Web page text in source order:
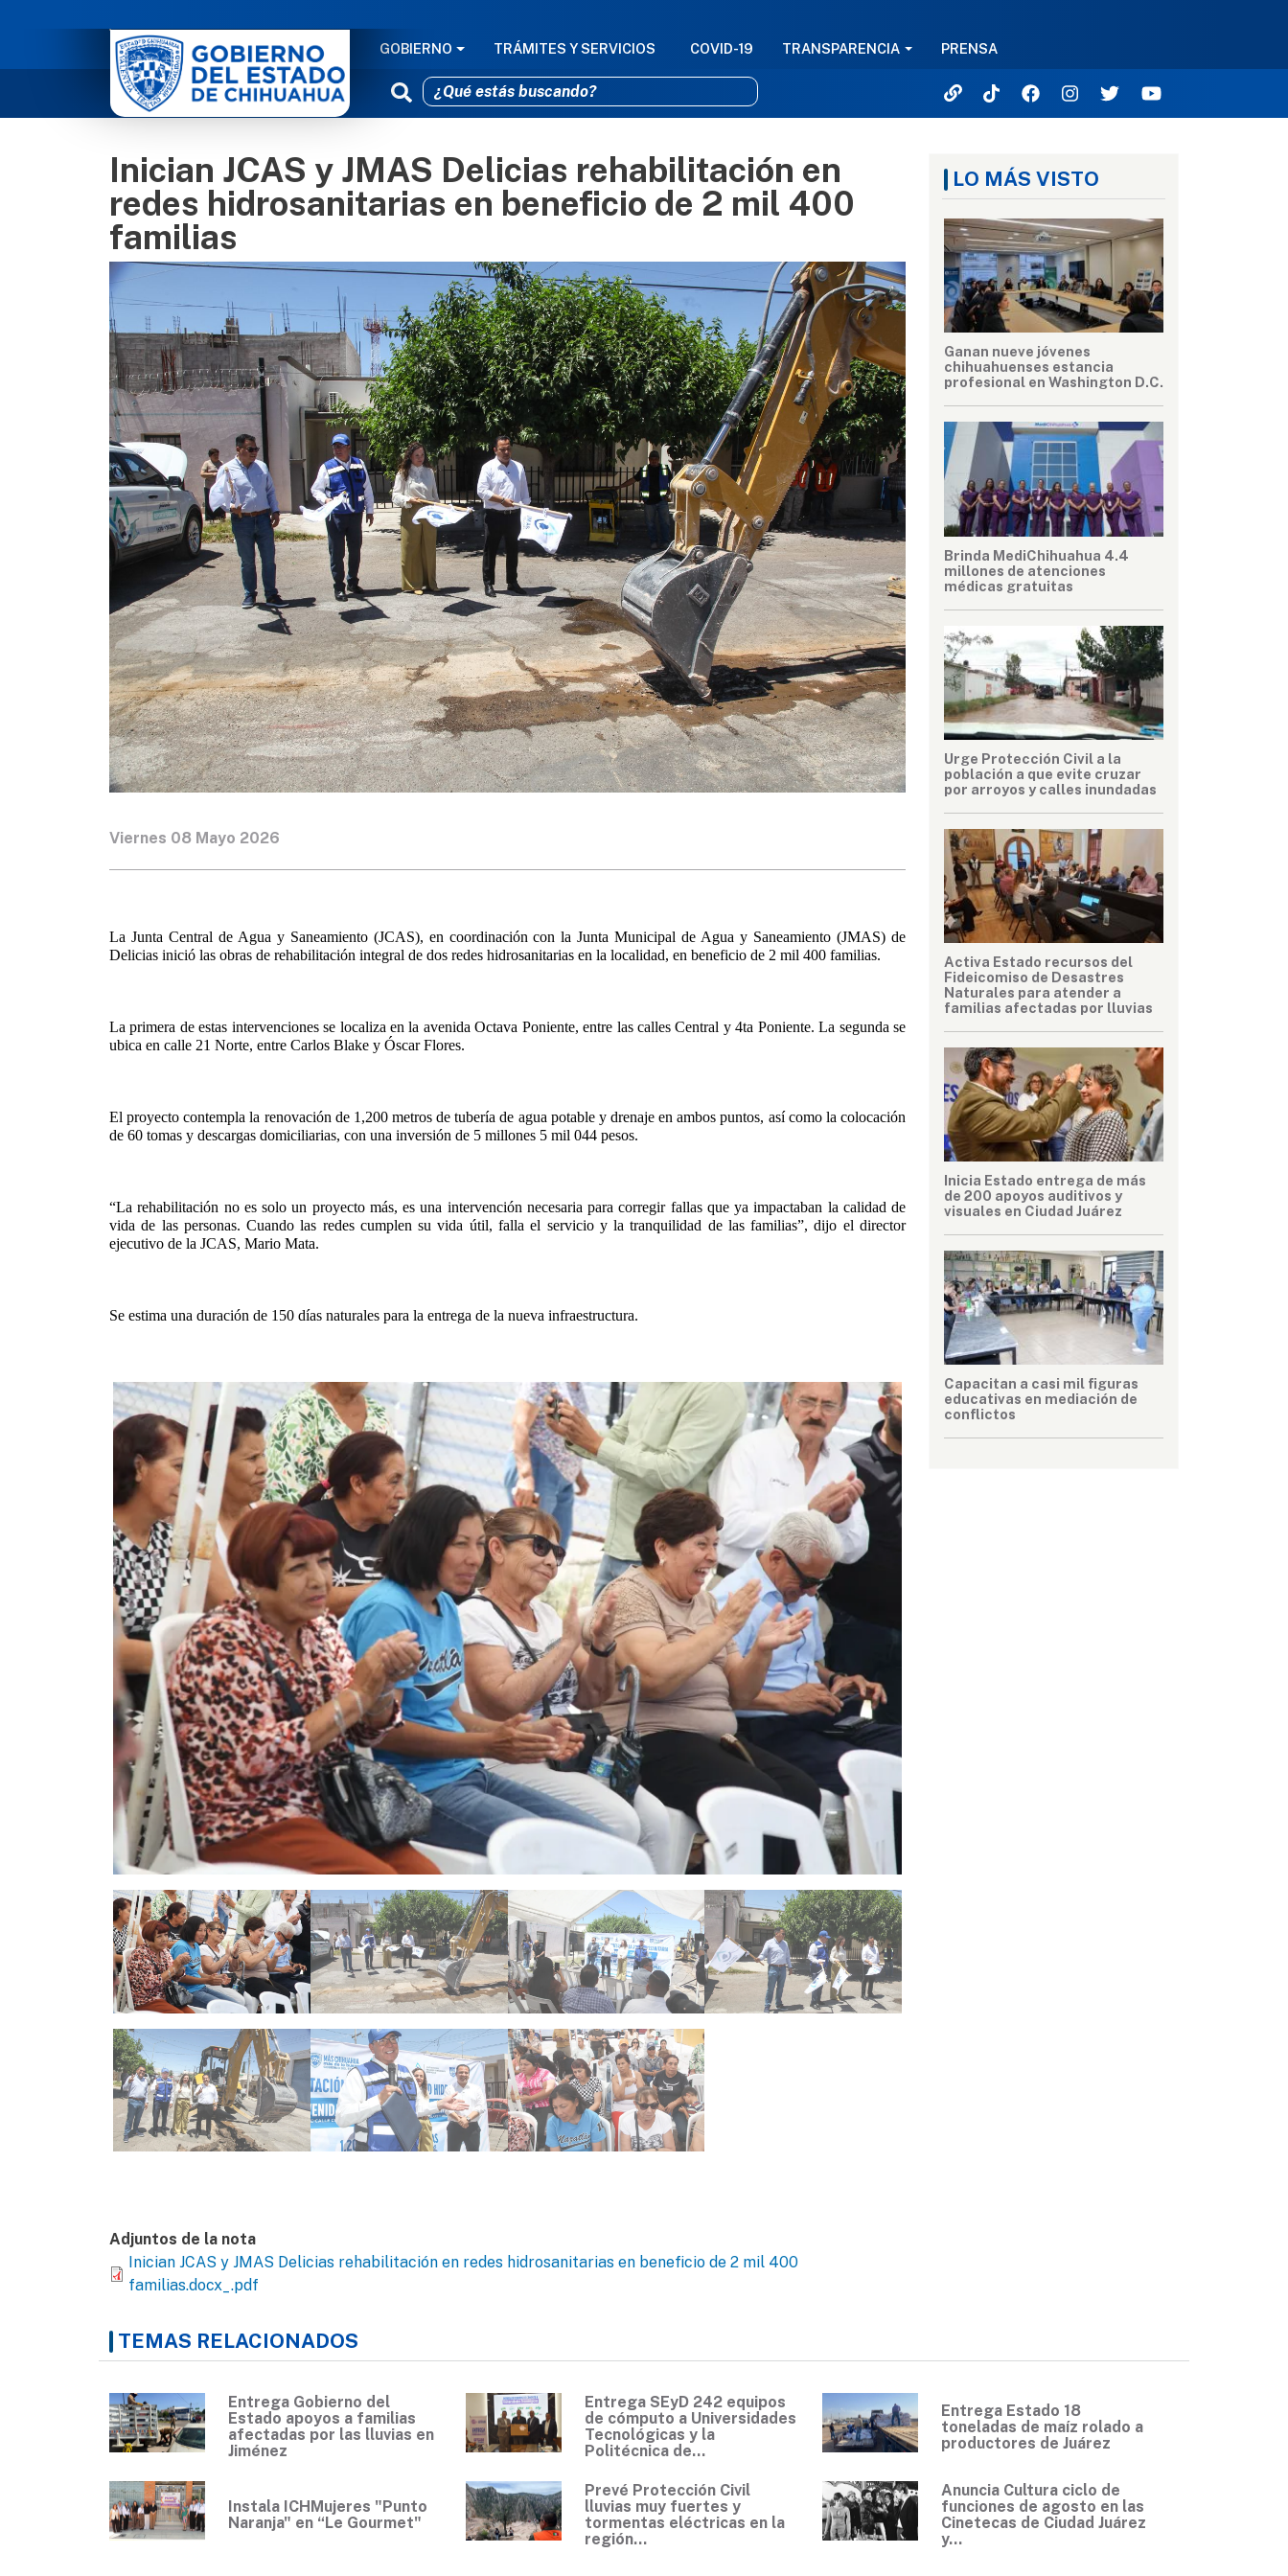
Pasar al contenido principal
NAVEGACIÓN PRINCIPAL
GOBIERNO TRÁMITES Y SERVICIOS COVID-19 TRANSPARENCIA PRENSA
Inician JCAS y JMAS Delicias rehabilitación en
redes hidrosanitarias en beneficio de 2 mil 400
familias
Viernes 08 Mayo 2026
La Junta Central de Agua y Saneamiento (JCAS), en coordinación con la Junta Municipal de Agua y Saneamiento (JMAS) de
Delicias inició las obras de rehabilitación integral de dos redes hidrosanitarias en la localidad, en beneficio de 2 mil 400 familias.
La primera de estas intervenciones se localiza en la avenida Octava Poniente, entre las calles Central y 4ta Poniente. La segunda se
ubica en calle 21 Norte, entre Carlos Blake y Óscar Flores.
El proyecto contempla la renovación de 1,200 metros de tubería de agua potable y drenaje en ambos puntos, así como la colocación
de 60 tomas y descargas domiciliarias, con una inversión de 5 millones 5 mil 044 pesos.
“La rehabilitación no es solo un proyecto más, es una intervención necesaria para corregir fallas que ya impactaban la calidad de
vida de las personas. Cuando las redes cumplen su vida útil, falla el servicio y la tranquilidad de las familias”, dijo el director
ejecutivo de la JCAS, Mario Mata.
Se estima una duración de 150 días naturales para la entrega de la nueva infraestructura.
Adjuntos de la nota
Inician JCAS y JMAS Delicias rehabilitación en redes hidrosanitarias en beneficio de 2 mil 400
familias.docx_.pdf
LO MÁS VISTO
Ganan nueve jóvenes
chihuahuenses estancia
profesional en Washington D.C.
Brinda MediChihuahua 4.4
millones de atenciones
médicas gratuitas
Urge Protección Civil a la
población a que evite cruzar
por arroyos y calles inundadas
Activa Estado recursos del
Fideicomiso de Desastres
Naturales para atender a
familias afectadas por lluvias
Inicia Estado entrega de más
de 200 apoyos auditivos y
visuales en Ciudad Juárez
Capacitan a casi mil figuras
educativas en mediación de
conflictos
TEMAS RELACIONADOS
Entrega Gobierno del
Estado apoyos a familias
afectadas por las lluvias en
Jiménez
Entrega SEyD 242 equipos
de cómputo a Universidades
Tecnológicas y la
Politécnica de...
Entrega Estado 18
toneladas de maíz rolado a
productores de Juárez
Instala ICHMujeres "Punto
Naranja" en “Le Gourmet"
Prevé Protección Civil
lluvias muy fuertes y
tormentas eléctricas en la
región...
Anuncia Cultura ciclo de
funciones de agosto en las
Cinetecas de Ciudad Juárez
y...